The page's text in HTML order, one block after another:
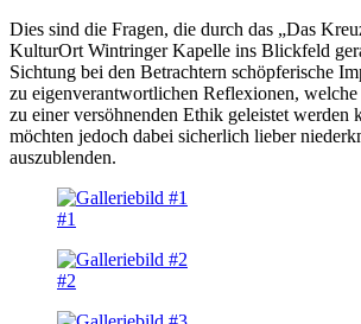
Dies sind die Fragen, die durch das „Das
KulturOrt Wintringer Kapelle ins Blickfeld
Sichtung bei den Betrachtern schöpferische
zu eigenverantwortlichen Reflexionen,
zu einer versöhnenden Ethik geleistet werden
möchten jedoch dabei sicherlich lieber
auszublenden.
#1
#2